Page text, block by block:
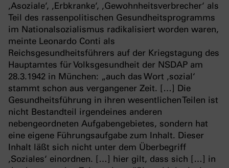
‚Asoziale‘, ‚Erbkranke‘, ‚Gewohnheitsverbrecher‘ als
Teil des rassenpolitischen Gesundheitsprogramms
im Nationalsozialismus radikalisiert worden waren,
meinte Leonardo Conti als
Reichsgesundheitsführers auf der Kriegstagung des
Hauptamtes für Volksgesundheit der NSDAP am
28.3.1942 in München: „auch das Wort ‚sozial‘
stammt schon aus vergangener Zeit. […] Die
Gesundheitsführung in ihren wesentlichen Teilen ist
nicht Bestandteil irgendeines anderen
nebengeordneten Aufgabengebietes, sondern hat
eine eigene Führungsaufgabe zum Inhalt. Dieser
Inhalt läßt sich nicht unter dem Überbegriff
‚Soziales‘ einordnen. […] hier gilt, dass sich […] in